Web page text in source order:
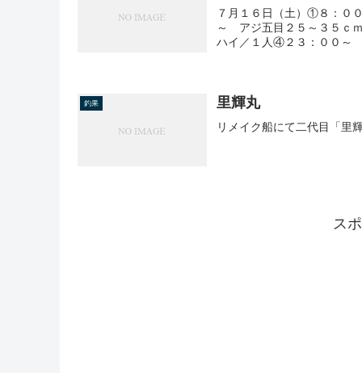
７月１６日（土）①８：０
～ アジ五目２５～３５ｃ
ハイ／１人④２３：００～
釣果 里輝丸
リメイク船にて二代目「里
ス